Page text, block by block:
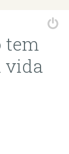
tem
vida